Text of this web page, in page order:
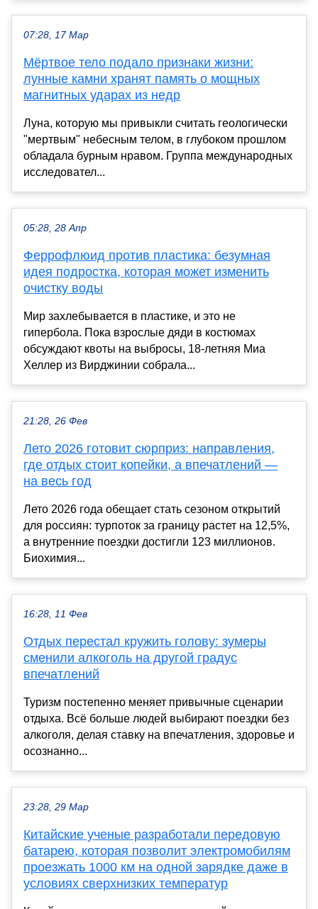
07:28, 17 Мар
Мёртвое тело подало признаки жизни:
лунные камни хранят память о мощных
магнитных ударах из недр
Луна, которую мы привыкли считать геологически
"мертвым" небесным телом, в глубоком прошлом
обладала бурным нравом. Группа международных
исследовател...
05:28, 28 Апр
Феррофлюид против пластика: безумная
идея подростка, которая может изменить
очистку воды
Мир захлебывается в пластике, и это не
гипербола. Пока взрослые дяди в костюмах
обсуждают квоты на выбросы, 18-летняя Миа
Хеллер из Вирджинии собрала...
21:28, 26 Фев
Лето 2026 готовит сюрприз: направления,
где отдых стоит копейки, а впечатлений —
на весь год
Лето 2026 года обещает стать сезоном открытий
для россиян: турпоток за границу растет на 12,5%,
а внутренние поездки достигли 123 миллионов.
Биохимия...
16:28, 11 Фев
Отдых перестал кружить голову: зумеры
сменили алкоголь на другой градус
впечатлений
Туризм постепенно меняет привычные сценарии
отдыха. Всё больше людей выбирают поездки без
алкоголя, делая ставку на впечатления, здоровье и
осознанно...
23:28, 29 Мар
Китайские ученые разработали передовую
батарею, которая позволит электромобилям
проезжать 1000 км на одной зарядке даже в
условиях сверхнизких температур